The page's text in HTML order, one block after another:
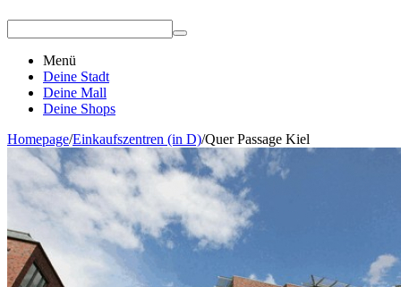
Menü
Deine Stadt
Deine Mall
Deine Shops
Homepage/Einkaufszentren (in D)/Quer Passage Kiel